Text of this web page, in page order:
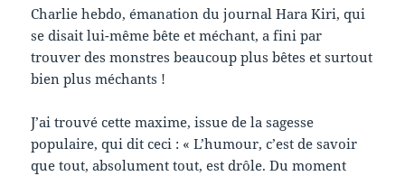
Charlie hebdo, émanation du journal Hara Kiri, qui
se disait lui-même bête et méchant, a fini par
trouver des monstres beaucoup plus bêtes et surtout
bien plus méchants !
J’ai trouvé cette maxime, issue de la sagesse
populaire, qui dit ceci : « L’humour, c’est de savoir
que tout, absolument tout, est drôle. Du moment